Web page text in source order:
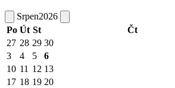
Srpen2026
Po Út St Čt
27 28 29 30
3
4 5 6
10 11 12 13
17 18 19 20